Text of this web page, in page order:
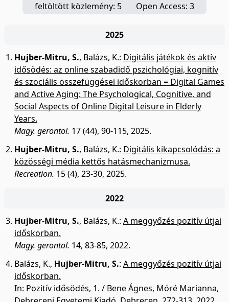
feltöltött közlemény: 5 Open Access: 3
2025
Hujber-Mitru, S., Balázs, K.: Digitális játékok és aktív
idősödés: az online szabadidő pszichológiai, kognitív
és szociális összefüggései időskorban = Digital Games
and Active Aging: The Psychological, Cognitive, and
Social Aspects of Online Digital Leisure in Elderly
Years.
Magy. gerontol. 17 (44), 90-115, 2025.
Hujber-Mitru, S., Balázs, K.: Digitális kikapcsolódás: a
közösségi média kettős hatásmechanizmusa.
Recreation. 15 (4), 23-30, 2025.
2022
Hujber-Mitru, S., Balázs, K.: A meggyőzés pozitív útjai
időskorban.
Magy. gerontol. 14, 83-85, 2022.
Balázs, K., Hujber-Mitru, S.: A meggyőzés pozitív útjai
időskorban.
In: Pozitív idősödés, 1. / Bene Ágnes, Móré Marianna,